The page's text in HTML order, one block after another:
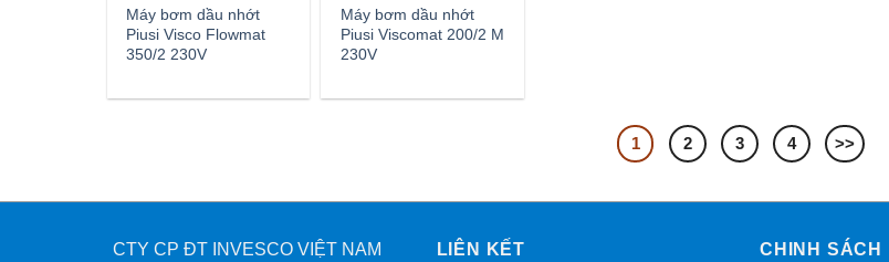
Máy bơm dầu nhớt
Piusi Visco Flowmat
350/2 230V
Máy bơm dầu nhớt
Piusi Viscomat 200/2 M
230V
1 2 3 4 >>
CTY CP ĐT INVESCO VIỆT NAM
LIÊN KẾT
CHINH SÁCH